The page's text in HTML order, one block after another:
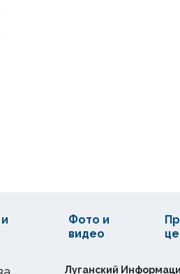
Фото и
видео
Луганский